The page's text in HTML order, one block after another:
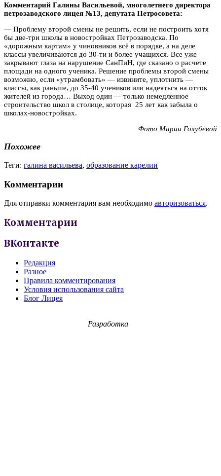
Комментарий Галины Васильевой, многолетнего директора
петрозаводского лицея №13, депутата Петросовета:
— Проблему второй смены не решить, если не построить хотя
бы две-три школы в новостройках Петрозаводска. По
«дорожным картам» у чиновников всё в порядке, а на деле
классы увеличиваются до 30-ти и более учащихся. Все уже
закрывают глаза на нарушение СанПиН, где сказано о расчете
площади на одного ученика. Решение проблемы второй смены
возможно, если «утрамбовать» — извините, уплотнить —
классы, как раньше, до 35-40 учеников или надеяться на отток
жителей из города… Выход один — только немедленное
строительство школ в столице, которая 25 лет как забыла о
школах-новостройках.
Фото Марии Голубевой
Похожее
Теги: галина васильева, образование карелии
Комментарии
Для отправки комментария вам необходимо авторизоваться.
Комментарии
ВКонтакте
Редакция
Разное
Правила комментирования
Условия использования сайта
Блог Лицея
Разработка